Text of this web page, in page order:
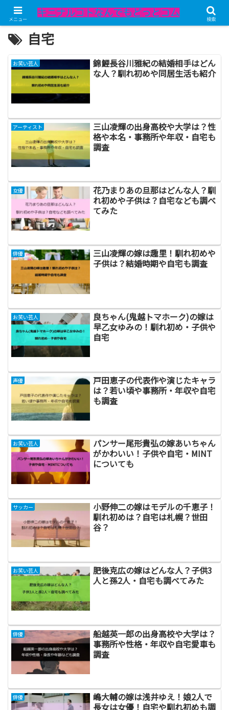
自宅
お笑い芸人
錦鯉長谷川雅紀の結婚相手はどん
な人？馴れ初めや同居生活も紹介
アーティスト
三山凌輝の出身高校や大学は？性
格や本名・事務所や年収・自宅も
調査
女優
花乃まりあの旦那はどんな人？馴
れ初めや子供は？自宅なども調べ
てみた
俳優
三山凌輝の嫁は趣里！馴れ初めや
子供は？結婚時期や自宅も調査
お笑い芸人
良ちゃん(鬼越トマホーク)の嫁は
早乙女ゆみの！馴れ初め・子供や
自宅
声優
戸田恵子の代表作や演じたキャラ
は？若い頃や事務所・年収や自宅
も調査
お笑い芸人
パンサー尾形貴弘の嫁あいちゃん
がかわいい！子供や自宅・MINT
についても
サッカー
小野伸二の嫁はモデルの千恵子！
馴れ初めは？自宅は札幌？世田
谷？
お笑い芸人
肥後克広の嫁はどんな人？子供3
人と孫2人・自宅も調べてみた
俳優
船越英一郎の出身高校や大学は？
事務所や性格・年収や自宅愛車も
調査
俳優
嶋大輔の嫁は浅井ゆえ！娘2人で
長女は女優！自宅や馴れ初めも調
メニュー 検索